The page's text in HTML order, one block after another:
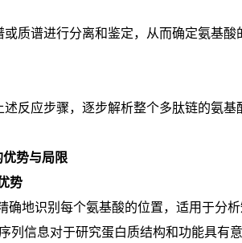
质谱进行分离和鉴定，从而确定氨基酸
反应步骤，逐步解析整个多肽链的氨基
优势与局限
势
确地识别每个氨基酸的位置，适用于分
列信息对于研究蛋白质结构和功能具有